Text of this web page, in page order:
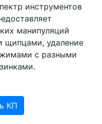
инструментов
манипуляций
щипцами, удаление
с разными
КП